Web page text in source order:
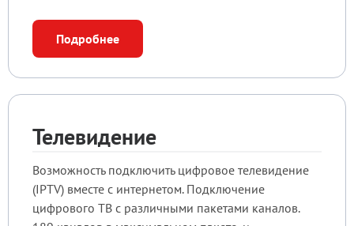
Подробнее
Телевидение
Возможность подключить цифровое телевидение
(IPTV) вместе с интернетом. Подключение
цифрового ТВ с различными пакетами каналов.